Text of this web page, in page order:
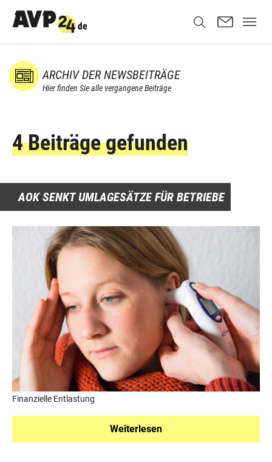
ARCHIV DER NEWSBEITRÄGE
Hier finden Sie alle vergangene Beiträge
4 Beiträge gefunden
AOK SENKT UMLAGESÄTZE FÜR BETRIEBE
Finanzielle Entlastung
Weiterlesen